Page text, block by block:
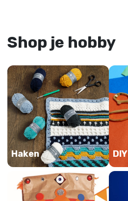
Shop je hobby
Haken DIY